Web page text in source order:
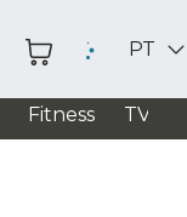
PT
Fitness TV /